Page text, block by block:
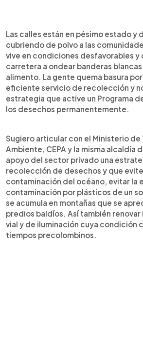
Las calles están en pésimo estado y
cubriendo de polvo a las
vive en condiciones desfavorables y
carretera a ondear banderas
alimento. La gente quema basura
eficiente servicio de recolección y
estrategia que active un Programa
los desechos permanentemente.
Sugiero articular con el Ministerio de
Ambiente, CEPA y la misma alcaldía
apoyo del sector privado una
recolección de desechos y que
contaminación del océano, evitar la
contaminación por plásticos de un
se acumula en montañas que se
predios baldíos. Así también
vial y de iluminación cuya condición
tiempos precolombinos.